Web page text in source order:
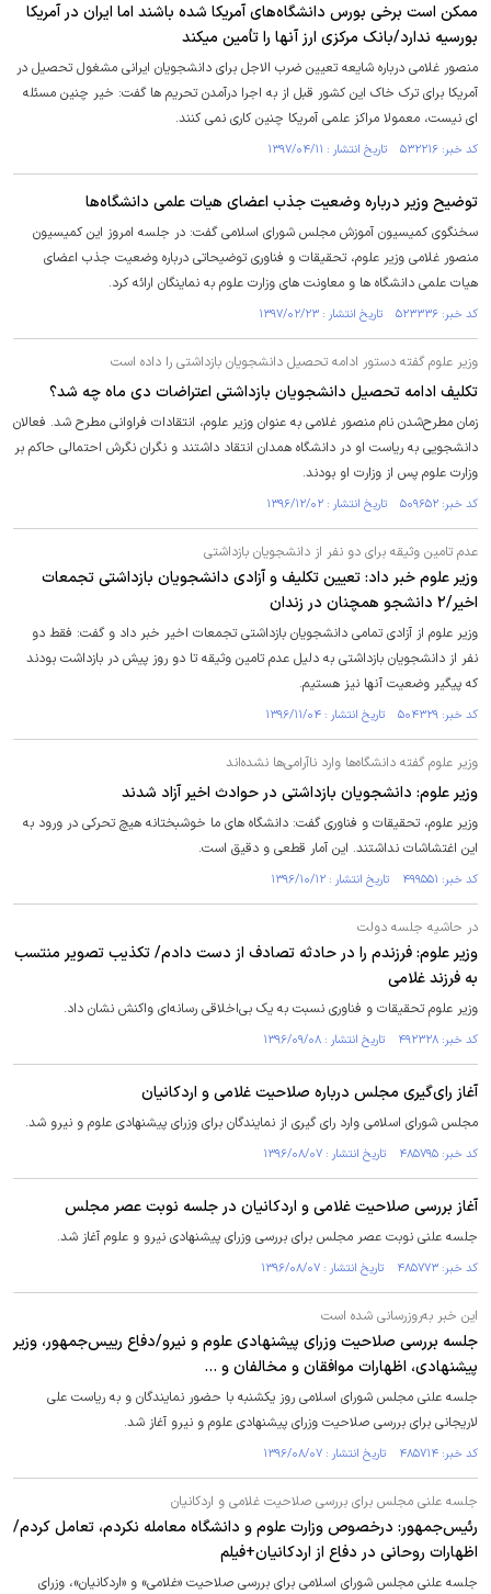
ممکن است برخی بورس دانشگاه‌های آمریکا شده باشند اما ایران در آمریکا
بورسیه ندارد/بانک مرکزی ارز آن‎ها را تأمین می‎کند
منصور غلامی درباره شایعه تعیین ضرب الاجل برای دانشجویان ایرانی مشغول تحصیل در
آمریکا برای ترک خاک این کشور قبل از به اجرا درآمدن تحریم ها گفت: خیر چنین مسئله
ای نیست، معمولا مراکز علمی آمریکا چنین کاری نمی کنند.
کد خبر: ۵۳۲۲۱۶ تاریخ انتشار : ۱۳۹۷/۰۴/۱۱
توضیح وزیر درباره وضعیت جذب اعضای هیات علمی دانشگاه‌ها
سخنگوی کمیسیون آموزش مجلس شورای اسلامی گفت: در جلسه امروز این کمیسیون
منصور غلامی وزیر علوم، تحقیقات و فناوری توضیحاتی درباره وضعیت جذب اعضای
هیات علمی دانشگاه ها و معاونت های وزارت علوم به نماینگان ارائه کرد.
کد خبر: ۵۲۳۳۳۶ تاریخ انتشار : ۱۳۹۷/۰۲/۲۳
وزیر علوم گفته دستور ادامه تحصیل‌ دانشجویان بازداشتی را داده است
تکلیف ادامه تحصیل دانشجویان بازداشتی اعتراضات دی ماه چه شد؟
زمان مطرح‌شدن نام منصور غلامی به عنوان وزیر علوم، انتقادات فراوانی مطرح شد. فعالان
دانشجویی به ریاست او در دانشگاه همدان انتقاد داشتند و نگران نگرش احتمالی حاکم بر
وزارت علوم پس از وزارت او بودند.
کد خبر: ۵۰۹۶۵۲ تاریخ انتشار : ۱۳۹۶/۱۲/۰۲
عدم تامین وثیقه برای دو نفر از دانشجویان بازداشتی
وزیر علوم خبر داد: تعیین تکلیف و آزادی دانشجویان بازداشتی تجمعات
اخیر/۲ دانشجو همچنان در زندان
وزیر علوم از آزادی تمامی دانشجویان بازداشتی تجمعات اخیر خبر داد و گفت: فقط دو
نفر از دانشجویان بازداشتی به دلیل عدم تامین وثیقه تا دو روز پیش در بازداشت بودند
که پیگیر وضعیت آنها نیز هستیم.
کد خبر: ۵۰۴۳۲۹ تاریخ انتشار : ۱۳۹۶/۱۱/۰۴
وزیر علوم گفته دانشگاه‌ها وارد ناآرامی‌ها نشده‌اند
وزیر علوم: دانشجویان بازداشتی در حوادث اخیر آزاد شدند
وزیر علوم، تحقیقات و فناوری گفت: دانشگاه های ما خوشبختانه هیچ تحرکی در ورود به
این اغتشاشات نداشتند. این آمار قطعی و دقیق است.
کد خبر: ۴۹۹۵۵۱ تاریخ انتشار : ۱۳۹۶/۱۰/۱۲
در حاشیه جلسه دولت
وزیر علوم: فرزندم را در حادثه تصادف از دست دادم/ تکذیب تصویر منتسب
به فرزند غلامی
وزیر علوم تحقیقات و فناوری نسبت به یک بی‌اخلاقی رسانه‌ای واکنش نشان داد.
کد خبر: ۴۹۲۳۲۸ تاریخ انتشار : ۱۳۹۶/۰۹/۰۸
آغاز رای‌گیری مجلس درباره صلاحیت غلامی و اردکانیان
مجلس شورای اسلامی وارد رای گیری از نمایندگان برای وزرای پیشنهادی علوم و نیرو شد.
کد خبر: ۴۸۵۷۹۵ تاریخ انتشار : ۱۳۹۶/۰۸/۰۷
آغاز بررسی صلاحیت غلامی و اردکانیان در جلسه نوبت عصر مجلس
جلسه علنی نوبت عصر مجلس برای بررسی وزرای پیشنهادی نیرو و علوم آغاز شد.
کد خبر: ۴۸۵۷۷۳ تاریخ انتشار : ۱۳۹۶/۰۸/۰۷
این خبر به‌روزرسانی شده است
جلسه بررسی صلاحیت وزرای پیشنهادی علوم و نیرو/دفاع رییس‌جمهور، وزیر
پیشنهادی، اظهارات موافقان و مخالفان و ...
جلسه علنی مجلس شورای اسلامی روز یکشنبه با حضور نمایندگان و به ریاست علی
لاریجانی برای بررسی صلاحیت وزرای پیشنهادی علوم و نیرو آغاز شد.
کد خبر: ۴۸۵۷۱۴ تاریخ انتشار : ۱۳۹۶/۰۸/۰۷
جلسه علنی مجلس برای بررسی صلاحیت غلامی و اردکانیان
رئیس‌جمهور: درخصوص وزارت علوم و دانشگاه معامله نکردم، تعامل کردم/
اظهارات روحانی در دفاع از اردکانیان+فیلم
جلسه علنی مجلس شورای اسلامی برای بررسی صلاحیت «غلامی» و «اردکانیان»، وزرای